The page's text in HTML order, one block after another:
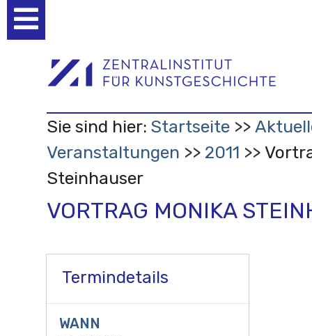
Werkzeuge
Sie sind hier: Startseite
Veranstaltungen
2011
Steinhauser
VORTRAG MONIKA
Termindetails
WANN